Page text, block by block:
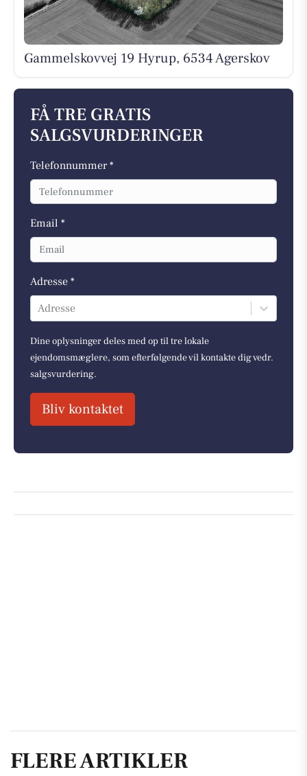
Gammelskovvej 19 Hyrup, 6534 Agerskov
FÅ TRE GRATIS
SALGSVURDERINGER
Telefonnummer *
Email *
Adresse *
Adresse
Dine oplysninger deles med op til tre lokale
ejendomsmæglere, som efterfølgende vil kontakte dig vedr.
salgsvurdering.
Bliv kontaktet
FLERE ARTIKLER